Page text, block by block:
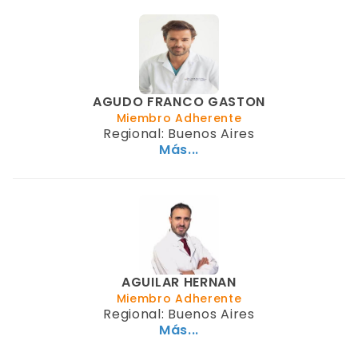
AGUDO FRANCO GASTON
Miembro Adherente
Regional: Buenos Aires
Más...
AGUILAR HERNAN
Miembro Adherente
Regional: Buenos Aires
Más...